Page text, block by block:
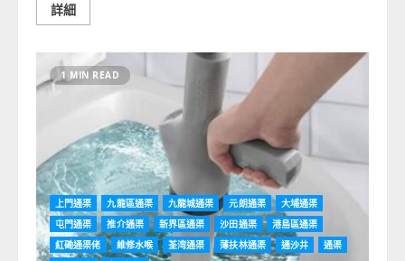
詳細
1 MIN READ
上門通渠 九龍區通渠 九龍城通渠 元朗通渠
大埔通渠
屯門通渠
推介通渠 新界區通渠 沙田通渠
港島區通渠
紅磡通渠佬
維修水喉 荃湾通渠 薄扶林通渠 通沙井
通渠